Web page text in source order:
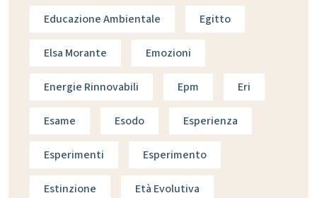
Educazione Ambientale Egitto
Elsa Morante Emozioni
Energie Rinnovabili Epm Eri
Esame Esodo Esperienza
Esperimenti Esperimento
Estinzione Età Evolutiva